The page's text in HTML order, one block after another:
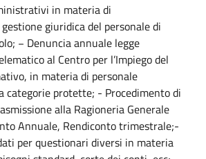
in materia di
giuridica del personale di
− Denuncia annuale legge
al Centro per l’Impiego del
in materia di personale
categorie protette; - Procedimento di
alla Ragioneria Generale
Annuale, Rendiconto trimestrale;-
per questionari diversi in materia